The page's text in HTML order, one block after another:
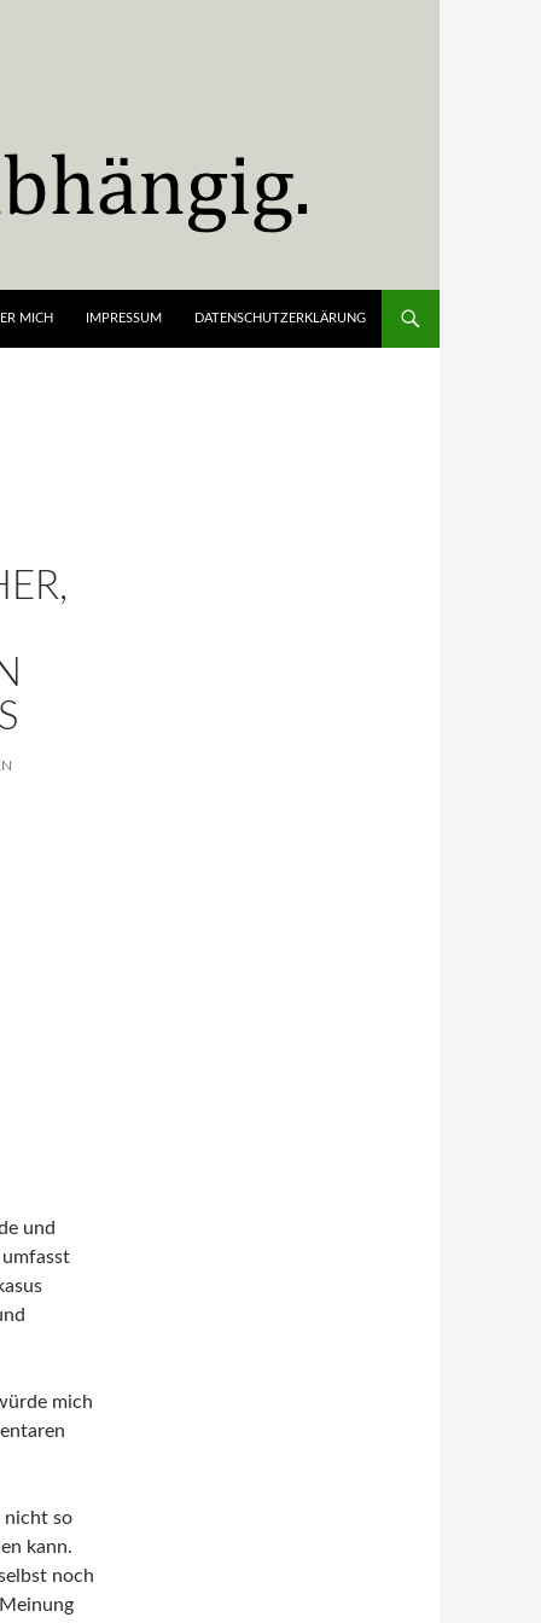
MICH IMPRESSUM DATENSCHUTZERKLÄRUNG
und
umfasst
mich
nicht so
kann.
noch